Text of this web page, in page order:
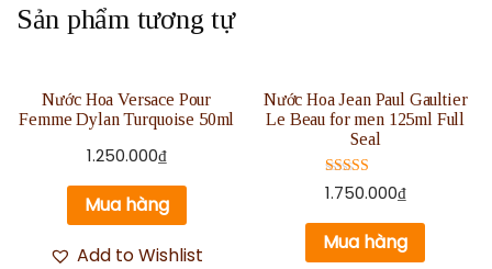
Sản phẩm tương tự
Nước Hoa Versace Pour
Femme Dylan Turquoise 50ml
1.250.000₫
Mua hàng
Add to Wishlist
Nước Hoa Jean Paul Gaultier
Le Beau for men 125ml Full
Seal
Được xếp
hạng
5 sao
1.750.000₫
Mua hàng